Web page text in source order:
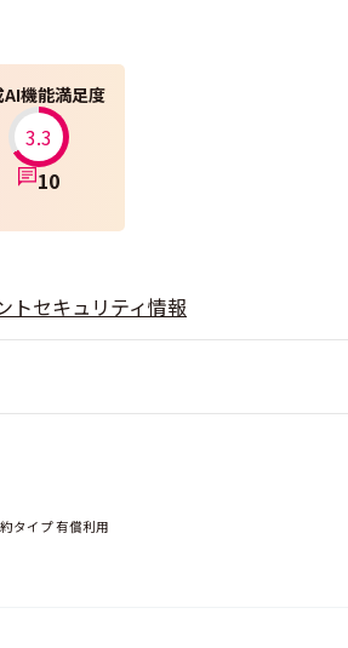
AI機能満足度
3.3
10
トセキュリティ情報
タイプ 有償利用